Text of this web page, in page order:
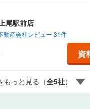
に配慮された住空間です。
・全居室収納付きで、室内
来訪者確認も安心。・エレ
で徒歩10分、通勤通学に配
完了）】キッチン、浴室、
建具交換Public Relations
◇無料駐車場完備のお店で
新した角部屋です
尾駅前店
動産会社レビュー 31件
資
もっと見る（全5社）
児玉
大里
北
ス
オ